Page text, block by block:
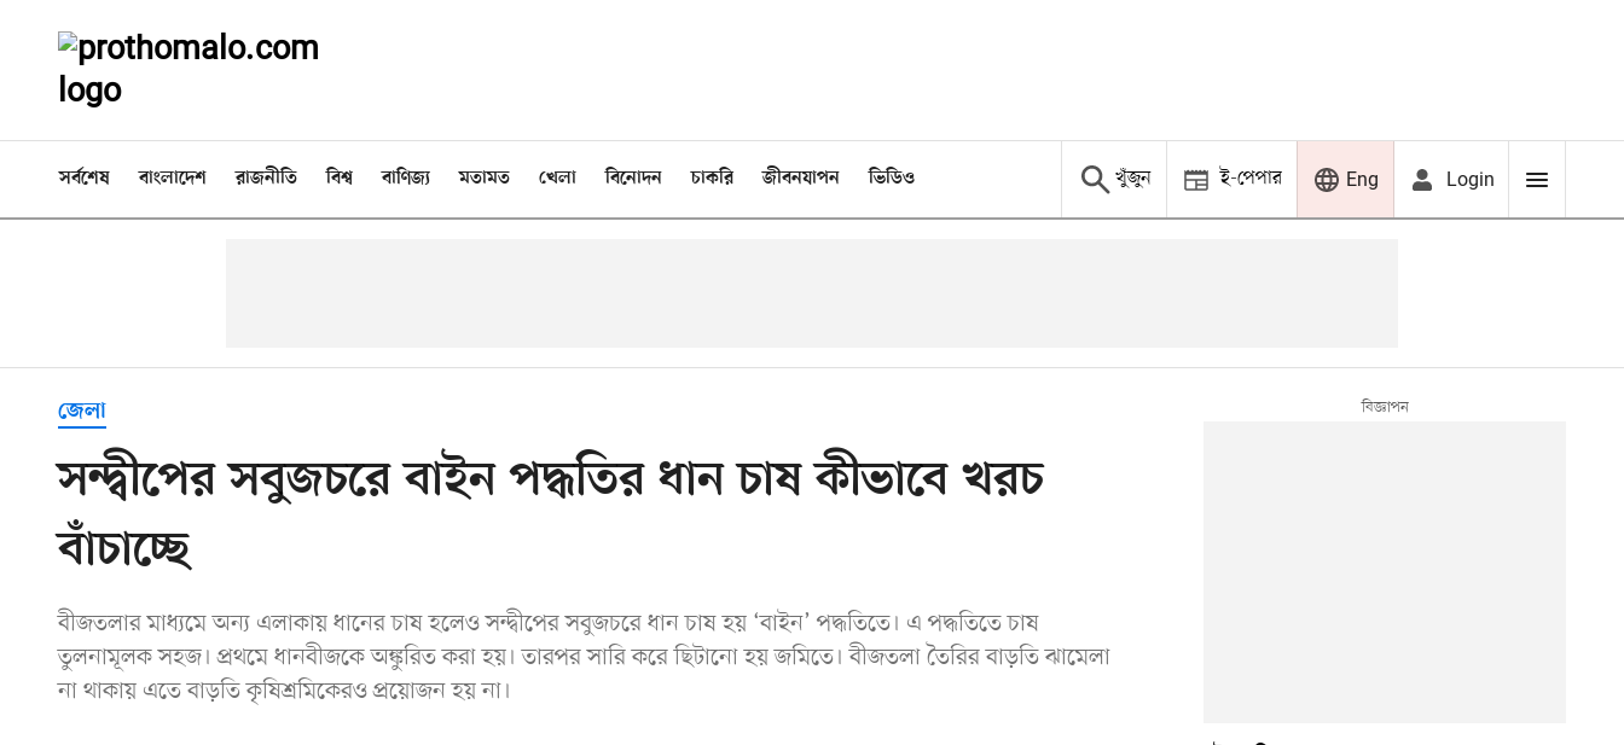
সর্বশেষ বাংলাদেশ রাজনীতি বিশ্ব বাণিজ্য মতামত খেলা বিনোদন চাকরি জীবনযাপন ভিডিও খুঁজুন ই-পেপার Eng Login
জেলা
সন্দ্বীপের সবুজচরে বাইন পদ্ধতির ধান চাষ কীভাবে খরচ
বাঁচাচ্ছে
বীজতলার মাধ্যমে অন্য এলাকায় ধানের চাষ হলেও সন্দ্বীপের সবুজচরে ধান চাষ হয় ‘বাইন’ পদ্ধতিতে। এ পদ্ধতিতে চাষ
তুলনামূলক সহজ। প্রথমে ধানবীজকে অঙ্কুরিত করা হয়। তারপর সারি করে ছিটানো হয় জমিতে। বীজতলা তৈরির বাড়তি ঝামেলা
না থাকায় এতে বাড়তি কৃষিশ্রমিকেরও প্রয়োজন হয় না।